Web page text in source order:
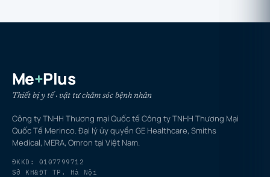
Me+Plus
Thiết bị y tế · vật tư chăm sóc bệnh nhân
Công ty TNHH Thương mại Quốc tế Công ty TNHH Thương Mại
Quốc Tế Merinco. Đại lý ủy quyền GE Healthcare, Smiths
Medical, MERA, Omron tại Việt Nam.
ĐKKD: 0107799712
Sở KH&ĐT TP. Hà Nội